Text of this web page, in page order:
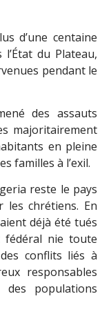
d’une centaine
du Plateau,
pendant le
des assauts
majoritairement
en pleine
familles à l’exil.
reste le pays
les chrétiens. En
déjà été tués
fédéral nie toute
conflits liés à
responsables
des populations